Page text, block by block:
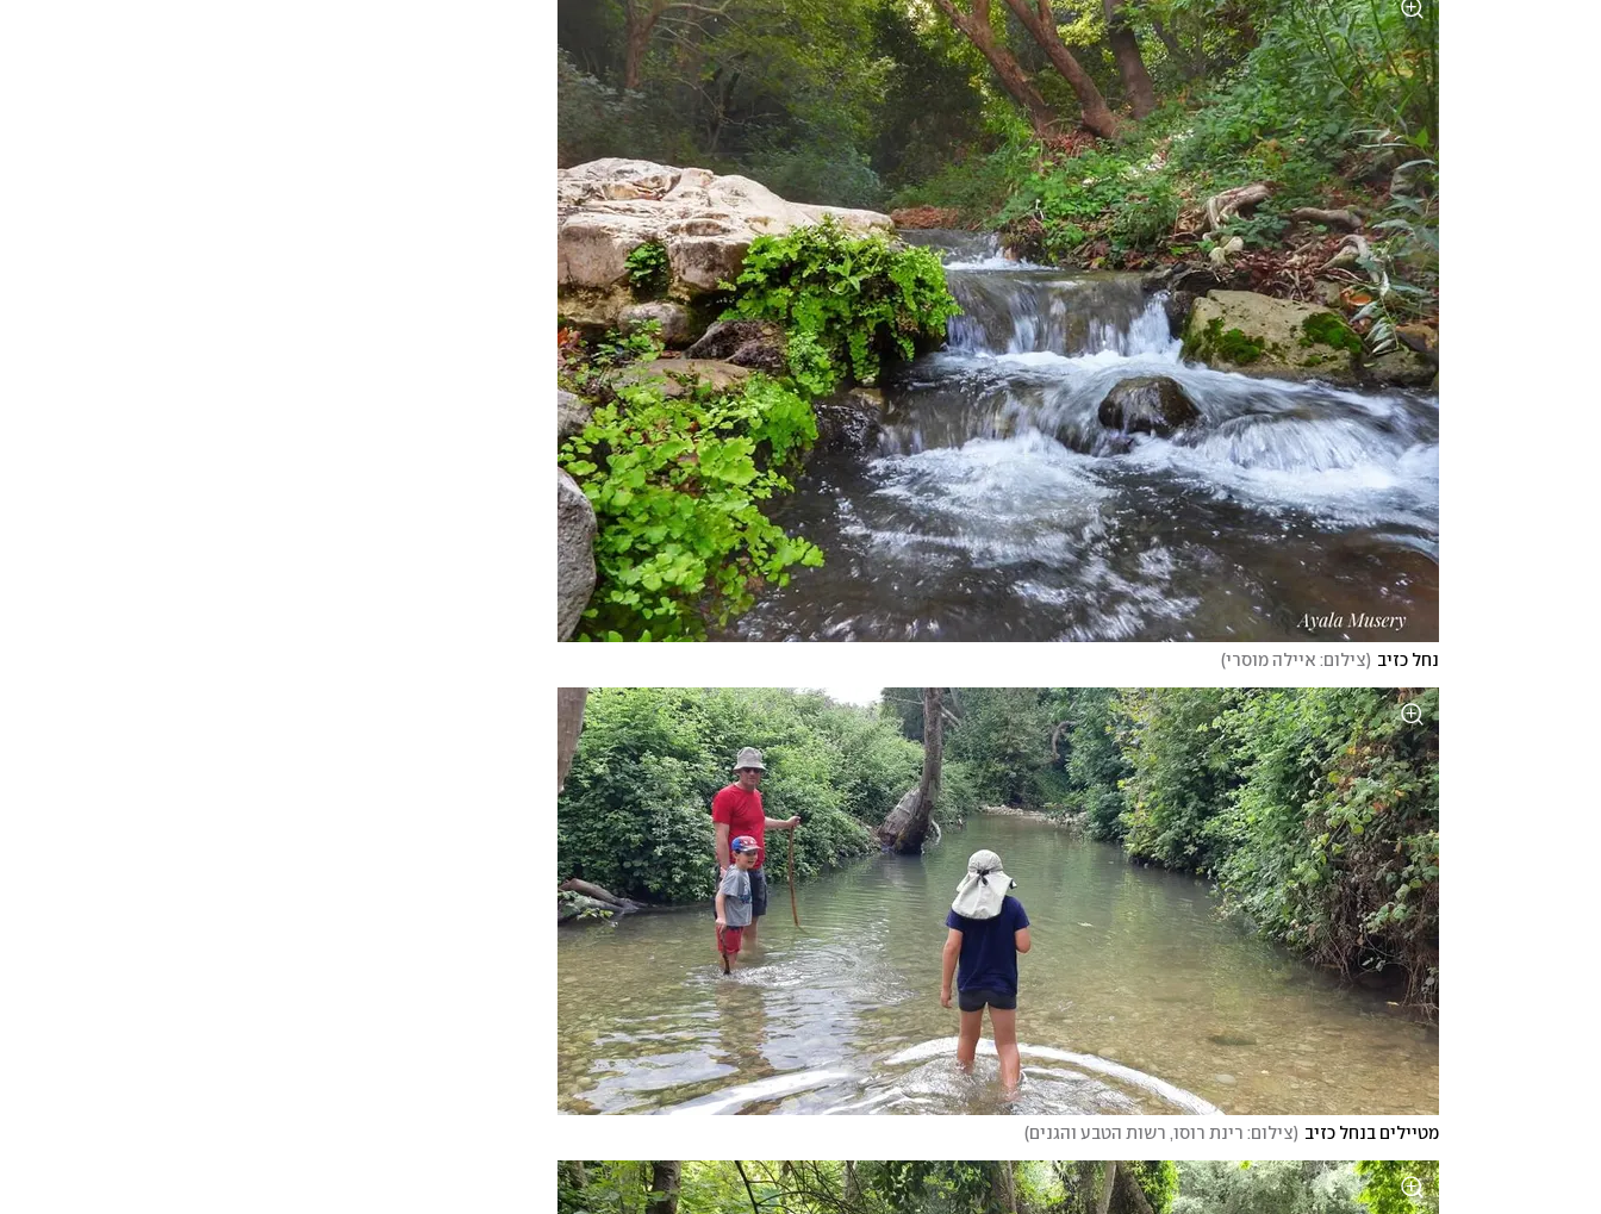
נחל כזיב (צילום: איילה מוסרי)
מטיילים בנחל כזיב (צילום: רינת רוסו, רשות הטבע והגנים )